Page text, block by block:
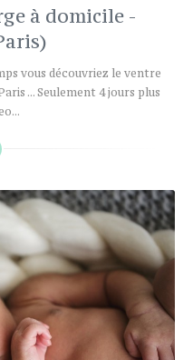
à domicile -
vous découvriez le ventre
... Seulement 4 jours plus